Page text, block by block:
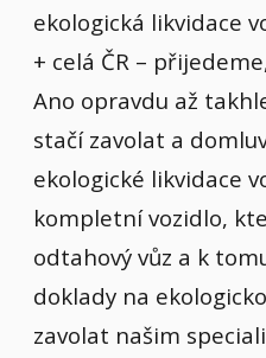
ekologická likvidace
+ celá ČR –
Ano opravdu až
stačí zavolat a
ekologické likvidace
kompletní vozidlo,
odtahový vůz a k
doklady na
zavolat našim